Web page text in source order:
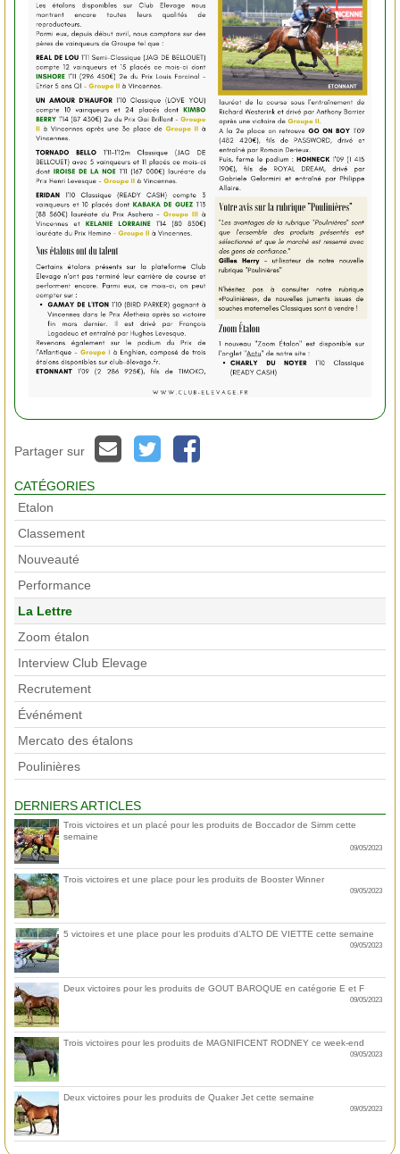
Partager sur
CATÉGORIES
Etalon
Classement
Nouveauté
Performance
La Lettre
Zoom étalon
Interview Club Elevage
Recrutement
Événément
Mercato des étalons
Poulinières
DERNIERS ARTICLES
Trois victoires et un placé pour les produits de Boccador de Simm cette
semaine
09/05/2023
Trois victoires et une place pour les produits de Booster Winner
09/05/2023
5 victoires et une place pour les produits d’ALTO DE VIETTE cette semaine
09/05/2023
Deux victoires pour les produits de GOUT BAROQUE en catégorie E et F
09/05/2023
Trois victoires pour les produits de MAGNIFICENT RODNEY ce week-end
09/05/2023
Deux victoires pour les produits de Quaker Jet cette semaine
09/05/2023